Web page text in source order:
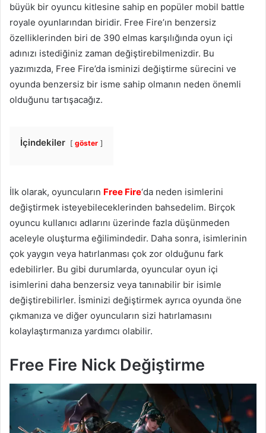
büyük bir oyuncu kitlesine sahip en popüler mobil battle
royale oyunlarından biridir. Free Fire’ın benzersiz
özelliklerinden biri de 390 elmas karşılığında oyun içi
adınızı istediğiniz zaman değiştirebilmenizdir. Bu
yazımızda, Free Fire’da isminizi değiştirme sürecini ve
oyunda benzersiz bir isme sahip olmanın neden önemli
olduğunu tartışacağız.
İçindekiler göster
İlk olarak, oyuncuların Free Fire‘da neden isimlerini
değiştirmek isteyebileceklerinden bahsedelim. Birçok
oyuncu kullanıcı adlarını üzerinde fazla düşünmeden
aceleyle oluşturma eğilimindedir. Daha sonra, isimlerinin
çok yaygın veya hatırlanması çok zor olduğunu fark
edebilirler. Bu gibi durumlarda, oyuncular oyun içi
isimlerini daha benzersiz veya tanınabilir bir isimle
değiştirebilirler. İsminizi değiştirmek ayrıca oyunda öne
çıkmanıza ve diğer oyuncuların sizi hatırlamasını
kolaylaştırmanıza yardımcı olabilir.
Free Fire Nick Değiştirme